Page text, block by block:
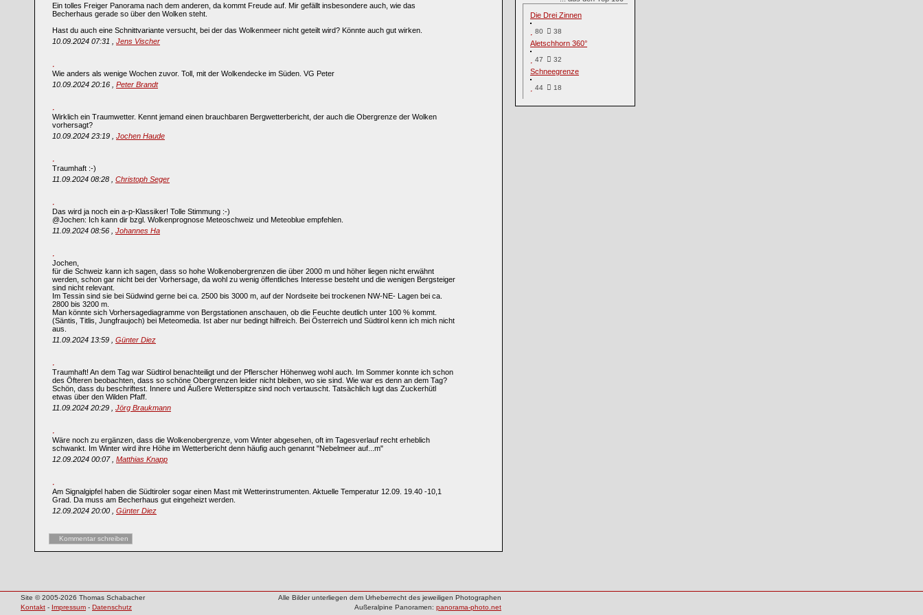
Ein tolles Freiger Panorama nach dem anderen, da kommt Freude auf. Mir gefällt insbesondere auch, wie das
Becherhaus gerade so über den Wolken steht.
Hast du auch eine Schnittvariante versucht, bei der das Wolkenmeer nicht geteilt wird? Könnte auch gut wirken.
10.09.2024 07:31 , Jens Vischer
Wie anders als wenige Wochen zuvor. Toll, mit der Wolkendecke im Süden. VG Peter
10.09.2024 20:16 , Peter Brandt
Wirklich ein Traumwetter. Kennt jemand einen brauchbaren Bergwetterbericht, der auch die Obergrenze der Wolken
vorhersagt?
10.09.2024 23:19 , Jochen Haude
Traumhaft :-)
11.09.2024 08:28 , Christoph Seger
Das wird ja noch ein a-p-Klassiker! Tolle Stimmung :-)
@Jochen: Ich kann dir bzgl. Wolkenprognose Meteoschweiz und Meteoblue empfehlen.
11.09.2024 08:56 , Johannes Ha
Jochen,
für die Schweiz kann ich sagen, dass so hohe Wolkenobergrenzen die über 2000 m und höher liegen nicht erwähnt
werden, schon gar nicht bei der Vorhersage, da wohl zu wenig öffentliches Interesse besteht und die wenigen Bergsteiger
sind nicht relevant.
Im Tessin sind sie bei Südwind gerne bei ca. 2500 bis 3000 m, auf der Nordseite bei trockenen NW-NE- Lagen bei ca.
2800 bis 3200 m.
Man könnte sich Vorhersagediagramme von Bergstationen anschauen, ob die Feuchte deutlich unter 100 % kommt.
(Säntis, Titlis, Jungfraujoch) bei Meteomedia. Ist aber nur bedingt hilfreich. Bei Österreich und Südtirol kenn ich mich nicht
aus.
11.09.2024 13:59 , Günter Diez
Traumhaft! An dem Tag war Südtirol benachteiligt und der Pflerscher Höhenweg wohl auch. Im Sommer konnte ich schon
des Öfteren beobachten, dass so schöne Obergrenzen leider nicht bleiben, wo sie sind. Wie war es denn an dem Tag?
Schön, dass du beschriftest. Innere und Äußere Wetterspitze sind noch vertauscht. Tatsächlich lugt das Zuckerhütl
etwas über den Wilden Pfaff.
11.09.2024 20:29 , Jörg Braukmann
Wäre noch zu ergänzen, dass die Wolkenobergrenze, vom Winter abgesehen, oft im Tagesverlauf recht erheblich
schwankt. Im Winter wird ihre Höhe im Wetterbericht denn häufig auch genannt "Nebelmeer auf...m"
12.09.2024 00:07 , Matthias Knapp
Am Signalgipfel haben die Südtiroler sogar einen Mast mit Wetterinstrumenten. Aktuelle Temperatur 12.09. 19.40 -10,1
Grad. Da muss am Becherhaus gut eingeheizt werden.
12.09.2024 20:00 , Günter Diez
Kommentar schreiben
Die Drei Zinnen
80 38
Aletschhorn 360°
47 32
Schneegrenze
44 18
Site © 2005-2026 Thomas Schabacher
Alle Bilder unterliegen dem Urheberrecht des jeweiligen Photographen
Kontakt - Impressum - Datenschutz Außeralpine Panoramen: panorama-photo.net